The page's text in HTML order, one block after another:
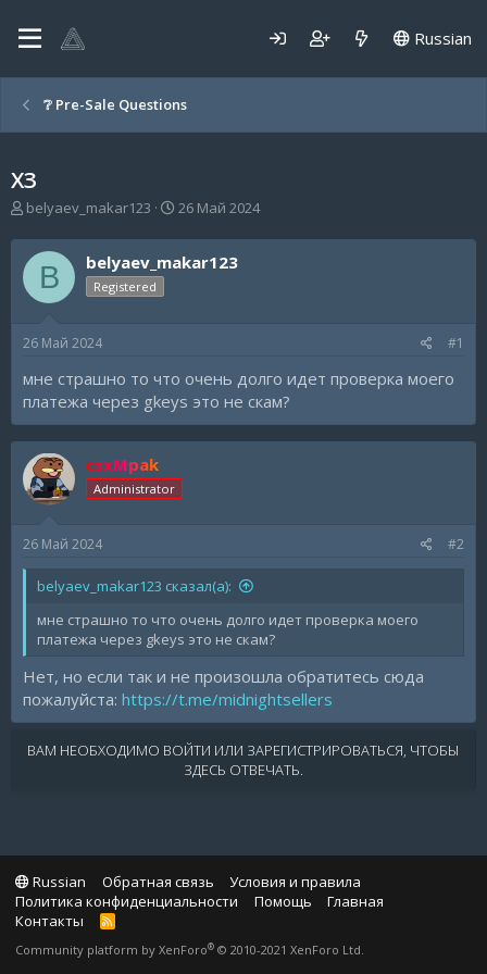
Russian
❔ Pre-Sale Questions
ХЗ
А
т
о
р
т
м
belyaev_makar123
Д
т
а
а
26 Май 2024
B belyaev_makar123
Registered
26 Май 2024 #1
мне страшно то что очень долго идет проверка моего
платежа через gkeys это не скам?
csxMpak
Administrator
26 Май 2024 #2
belyaev_makar123 сказал(а):
мне страшно то что очень долго идет проверка моего
платежа через gkeys это не скам?
Нет, но если так и не произошла обратитесь сюда
пожалуйста: https://t.me/midnightsellers
ВАМ НЕОБХОДИМО ВОЙТИ ИЛИ ЗАРЕГИСТРИРОВАТЬСЯ, ЧТОБЫ
ЗДЕСЬ ОТВЕЧАТЬ.
Russian Обратная связь
Условия и правила
Политика конфиденциальности
Помощь
Главная
Контакты
R
S
Community platform by XenForo® © 2010-2021 XenForo Ltd.